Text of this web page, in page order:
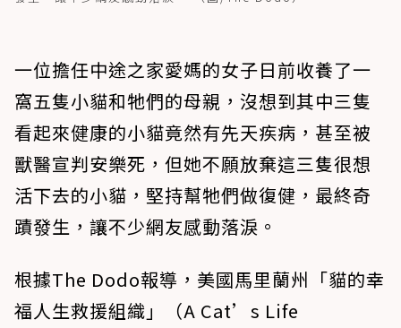
一位擔任中途之家愛媽的女子日前收養了一
窩五隻小貓和牠們的母親，沒想到其中三隻
看起來健康的小貓竟然有先天疾病，甚至被
獸醫宣判安樂死，但她不願放棄這三隻很想
活下去的小貓，堅持幫牠們做復健，最終奇
蹟發生，讓不少網友感動落淚。
根據The Dodo報導，美國馬里蘭州「貓的幸
福人生救援組織」（A Cat’s Life